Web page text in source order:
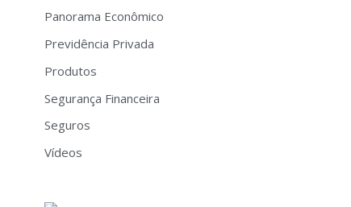
Panorama Econômico
Previdência Privada
Produtos
Segurança Financeira
Seguros
Vídeos